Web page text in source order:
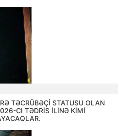
TƏCRÜBƏÇİ STATUSU OLAN
CI TƏDRİS İLİNƏ KİMİ